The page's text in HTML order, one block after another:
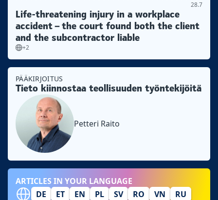
28.7
Life-threatening injury in a workplace
accident – the court found both the client
and the subcontractor liable
+2
PÄÄKIRJOITUS
Tieto kiinnostaa teollisuuden työntekijöitä
Petteri Raito
ARTICLES IN YOUR LANGUAGE
DE
ET EN PL SV RO VN
RU